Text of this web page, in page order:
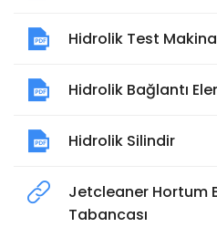
Hidrolik Test
Hidrolik Bağlantı
Hidrolik Silindir
Jetcleaner Hortum
Tabancası